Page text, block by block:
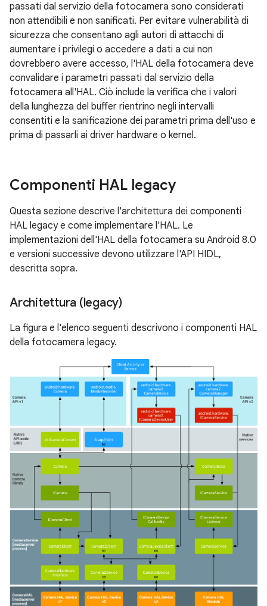
passati dal servizio della fotocamera sono considerati
non attendibili e non sanificati. Per evitare vulnerabilità di
sicurezza che consentano agli autori di attacchi di
aumentare i privilegi o accedere a dati a cui non
dovrebbero avere accesso, l'HAL della fotocamera deve
convalidare i parametri passati dal servizio della
fotocamera all'HAL. Ciò include la verifica che i valori
della lunghezza del buffer rientrino negli intervalli
consentiti e la sanificazione dei parametri prima dell'uso e
prima di passarli ai driver hardware o kernel.
Componenti HAL legacy
Questa sezione descrive l'architettura dei componenti
HAL legacy e come implementare l'HAL. Le
implementazioni dell'HAL della fotocamera su Android 8.0
e versioni successive devono utilizzare l'API HIDL,
descritta sopra.
Architettura (legacy)
La figura e l'elenco seguenti descrivono i componenti HAL
della fotocamera legacy.